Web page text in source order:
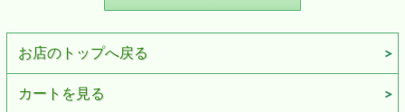
お店のトップへ戻る
カートを見る